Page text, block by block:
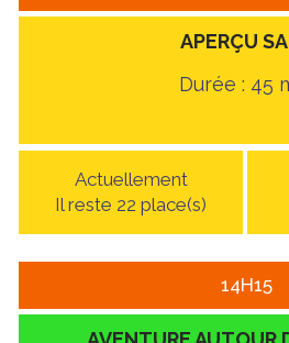
APERÇU
Durée : 45
Actuellement
Il reste 22 place(s)
14H15